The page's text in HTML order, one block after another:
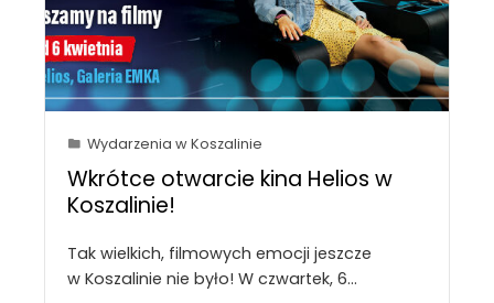
Wydarzenia w Koszalinie
Wkrótce otwarcie kina Helios w
Koszalinie!
Tak wielkich, filmowych emocji jeszcze
w Koszalinie nie było! W czwartek, 6…